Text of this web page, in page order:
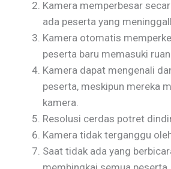
Kamera memperbesar
ada peserta yang
Kamera otomatis
peserta baru memasuki
Kamera dapat mengenali
peserta, meskipun mereka
kamera.
Resolusi cerdas potret
Kamera tidak terganggu
Saat tidak ada yang